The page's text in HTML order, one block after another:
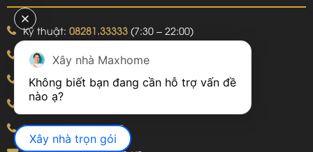
Kỹ thuật: 08281.33333 (7:30 – 22:00)
Khiếu nại:
09240.99999
Bảo hành:09240.99999(8:00 – 21:00)
Hotline: 092.774.8888
Hotline: 092.924.5555
Xây nhà Maxhome
Không biết bạn đang cần hỗ trợ vấn đề
Xây nhà trọn gói